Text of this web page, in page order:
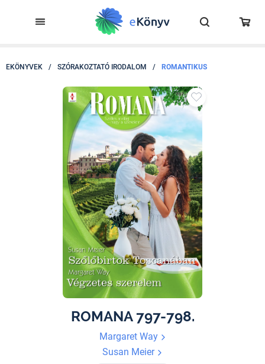
EKÖNYVEK / SZÓRAKOZTATÓ IRODALOM / ROMANTIKUS
ROMANA 797-798.
Margaret Way
Susan Meier